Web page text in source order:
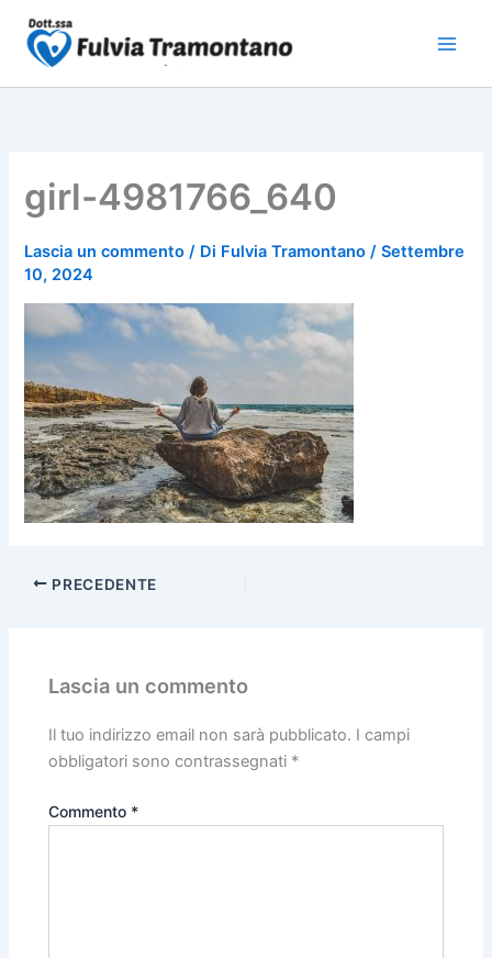
contenuto
girl-4981766_640
Lascia un commento / Di Fulvia Tramontano/Settembre
10, 2024
PRECEDENTE
Lascia un commento
Il tuo indirizzo email non sarà pubblicato. I campi
obbligatori sono contrassegnati *
Commento *